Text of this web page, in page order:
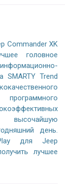
Commander XK
головное
информационно-
SMARTY Trend
день.
для Jeep
лучшее